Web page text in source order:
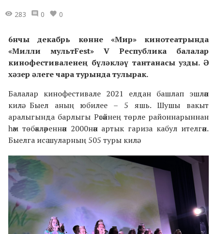
283 0 0
6нчы декабрь көнне «Мир» кинотеатрында
«Милли мультFest» V Республика балалар
кинофестиваленең бүләкләү тантанасы узды. Ә
хәзер әлеге чара турында тулырак.
Балалар кинофестивале 2021 елдан башлап эшләп
килә. Быел аның юбилее – 5 яшь. Шушы вакыт
аралыгында барлыгы Рәсәйнең төрле районнарыннан
һәм төбәкләреннән 2000нән артык гариза кабул ителгән.
Быелга исә шуларның 505 туры килә.